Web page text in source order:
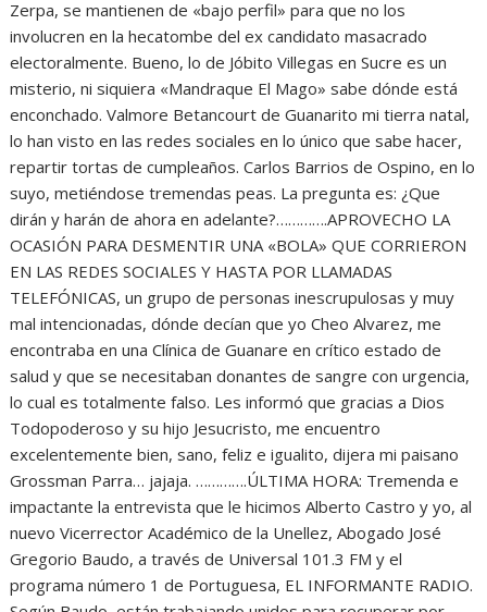
Zerpa, se mantienen de «bajo perfil» para que no los
involucren en la hecatombe del ex candidato masacrado
electoralmente. Bueno, lo de Jóbito Villegas en Sucre es un
misterio, ni siquiera «Mandraque El Mago» sabe dónde está
enconchado. Valmore Betancourt de Guanarito mi tierra natal,
lo han visto en las redes sociales en lo único que sabe hacer,
repartir tortas de cumpleaños. Carlos Barrios de Ospino, en lo
suyo, metiéndose tremendas peas. La pregunta es: ¿Que
dirán y harán de ahora en adelante?………….APROVECHO LA
OCASIÓN PARA DESMENTIR UNA «BOLA» QUE CORRIERON
EN LAS REDES SOCIALES Y HASTA POR LLAMADAS
TELEFÓNICAS, un grupo de personas inescrupulosas y muy
mal intencionadas, dónde decían que yo Cheo Alvarez, me
encontraba en una Clínica de Guanare en crítico estado de
salud y que se necesitaban donantes de sangre con urgencia,
lo cual es totalmente falso. Les informó que gracias a Dios
Todopoderoso y su hijo Jesucristo, me encuentro
excelentemente bien, sano, feliz e igualito, dijera mi paisano
Grossman Parra… jajaja. ………….ÚLTIMA HORA: Tremenda e
impactante la entrevista que le hicimos Alberto Castro y yo, al
nuevo Vicerrector Académico de la Unellez, Abogado José
Gregorio Baudo, a través de Universal 101.3 FM y el
programa número 1 de Portuguesa, EL INFORMANTE RADIO.